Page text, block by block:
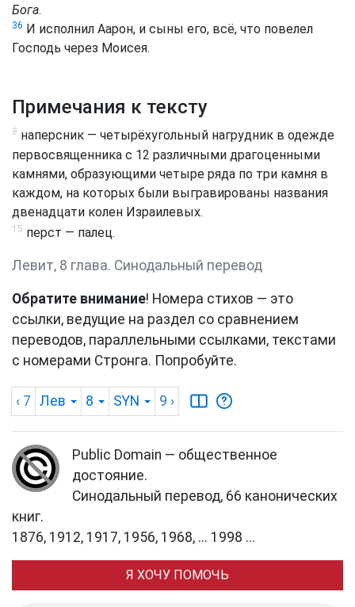
Бога.
36 И исполнил Аарон, и сыны его, всё, что повелел
Господь через Моисея.
Примечания к тексту
8 наперсник — четырёхугольный нагрудник в одежде
первосвященника с 12 различными драгоценными
камнями, образующими четыре ряда по три камня в
каждом, на которых были выгравированы названия
двенадцати колен Израилевых.
15 перст — палец.
Левит, 8 глава. Синодальный перевод
Обратите внимание! Номера стихов — это
ссылки, ведущие на раздел со сравнением
переводов, параллельными ссылками, текстами
с номерами Стронга. Попробуйте.
‹ 7 Лев 8 SYN 9 ›
Public Domain — общественное
достояние.
Синодальный перевод, 66 канонических
книг.
1876, 1912, 1917, 1956, 1968, ... 1998 ...
Я ХОЧУ ПОМОЧЬ